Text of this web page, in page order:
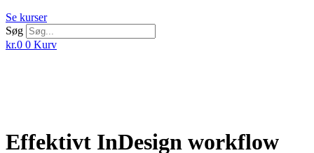
Se kurser
Søg
kr.0 0 Kurv
Effektivt InDesign workflow